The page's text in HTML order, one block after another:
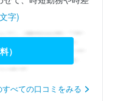
字)
）
すべての口コミをみる